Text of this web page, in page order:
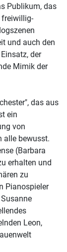
Publikum, das
freiwillig-
und auch den
der
Mimik der
das aus
ein
von
alle bewusst.
(Barbara
erhalten und
zu
Pianospieler
Leon,